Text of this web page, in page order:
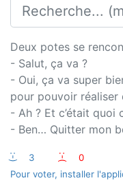
Deux potes se
- Salut, ça va ?
- Oui, ça va super
pour pouvoir réaliser
- Ah ? Et c’était quoi
- Ben… Quitter mon
:-) 3 :-(
0
Pour voter, installer